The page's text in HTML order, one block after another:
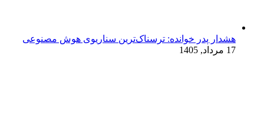
هشدار پدر خوانده: ترسناک‌ترین سناریوی هوش مصنوعی
17 مرداد, 1405